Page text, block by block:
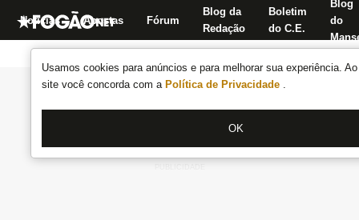
Usamos cookies para anúncios e para melhorar sua experiência.
site você concorda com a Política de Privacidade .
OK
Notícias Apostas Fórum
Blog da
Redação
Boletim
do C.E.
Blog
do